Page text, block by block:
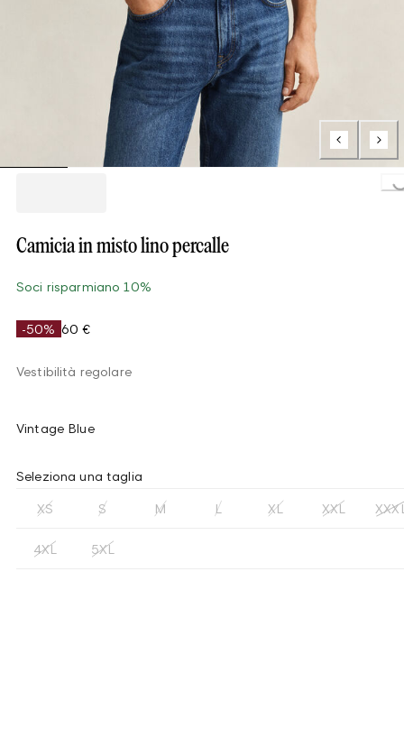
Camicia in misto lino percalle
Soci risparmiano 10%
-50% 60 €
Vestibilità regolare
Vintage Blue
Seleziona una taglia
XS S M L XL XXL
4XL 5XL